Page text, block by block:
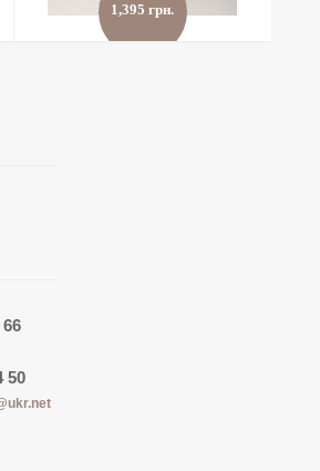
1,395 грн.
66
50